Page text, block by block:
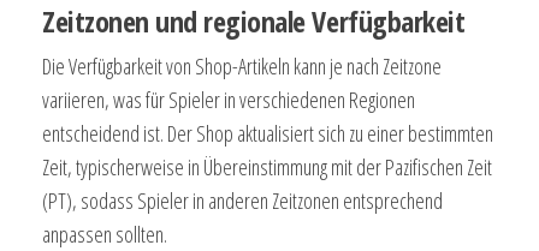
Zeitzonen und regionale Verfügbarkeit
Die Verfügbarkeit von Shop-Artikeln kann je nach Zeitzone
variieren, was für Spieler in verschiedenen Regionen
entscheidend ist. Der Shop aktualisiert sich zu einer bestimmten
Zeit, typischerweise in Übereinstimmung mit der Pazifischen Zeit
(PT), sodass Spieler in anderen Zeitzonen entsprechend
anpassen sollten.